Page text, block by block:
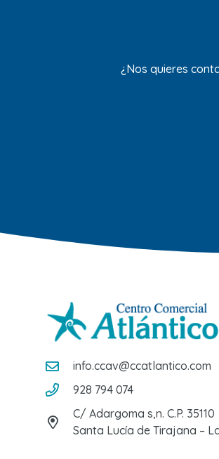
¿Nos quieres
info.ccav@ccatlantico.com
928 794 074
C/ Adargoma s,n. C.P. 35110
Santa Lucía de Tirajana –